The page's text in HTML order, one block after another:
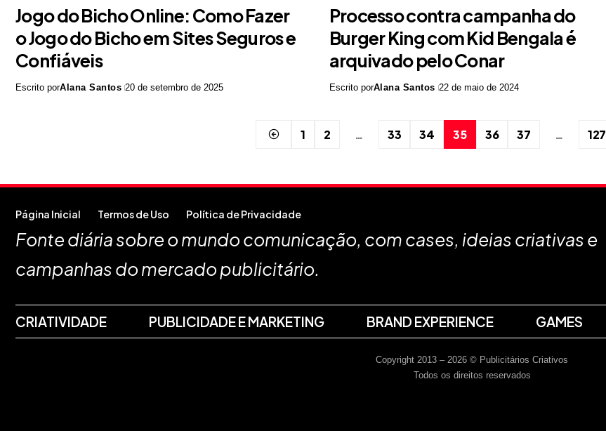
Jogo do Bicho Online: Como Fazer
o Jogo do Bicho em Sites Seguros e
Confiáveis
Escrito porAlana Santos 20 de setembro de 2025
Processo contra campanha do
Burger King com Kid Bengala é
arquivado pelo Conar
Escrito porAlana Santos 22 de maio de 2024
1 2 … 33 34 35 36 37 … 127
Página Inicial Termos de Uso Política de Privacidade
Fonte diária sobre o mundo comunicação, com cases, ideias criativas e
campanhas do mercado publicitário.
CRIATIVIDADE PUBLICIDADE E MARKETING BRAND EXPERIENCE GAMES
Copyright 2013 – 2026 © Publicitários Criativos
Todos os direitos reservados